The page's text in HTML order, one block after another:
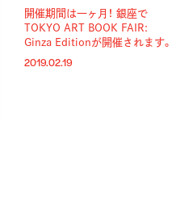
開催期間は一ヶ月！ 銀座で
TOKYO ART BOOK FAIR:
Ginza Editionが開催されます。
2019.02.19